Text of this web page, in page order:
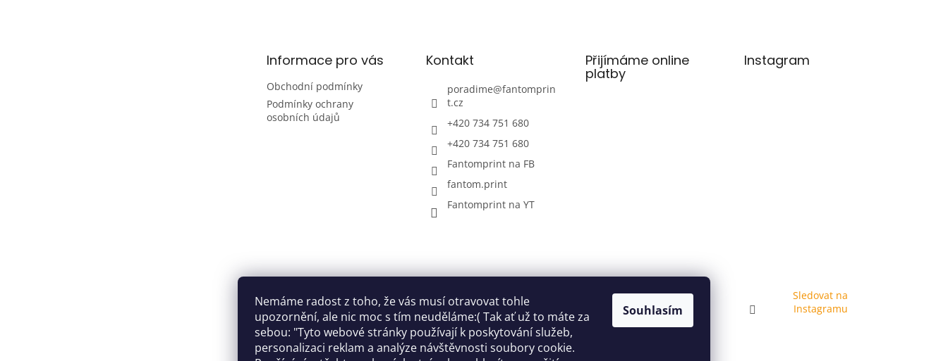
Nemáme radost z toho, že vás musí otravovat tohle
upozornění, ale nic moc s tím neuděláme:( Tak ať už to máte za
sebou: "Tyto webové stránky používají k poskytování služeb,
personalizaci reklam a analýze návštěvnosti soubory cookie.
Souhlasím
Informace pro vás
Obchodní podmínky
Podmínky ochrany
osobních údajů
Kontakt
poradime@fantomprin
t.cz
+420 734 751 680
+420 734 751 680
Fantomprint na FB
fantom.print
Fantomprint na YT
Přijímáme online
platby
Instagram
Sledovat na
Instagramu
Facebook